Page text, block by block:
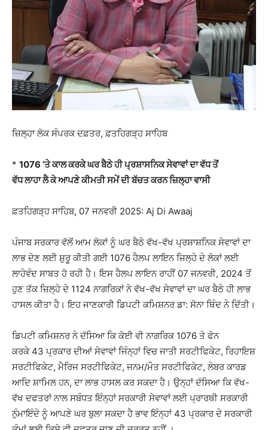
ਜ਼ਿਲ੍ਹਾ ਲੋਕ ਸੰਪਰਕ ਦਫ਼ਤਰ, ਫ਼ਤਹਿਗੜ੍ਹ ਸਾਹਿਬ
* 1076 ’ਤੇ ਕਾਲ ਕਰਕੇ ਘਰ ਬੈਠੇ ਹੀ ਪ੍ਰਸ਼ਾਸਨਿਕ ਸੇਵਾਵਾਂ ਦਾ ਵੱਧ ਤੋਂ
ਵੱਧਲਾਹਾਲੈ ਕੇ ਆਪਣੇ ਕੀਮਤੀ ਸਮੇਂ ਦੀ ਬੱਚਤ ਕਰਨ ਜ਼ਿਲ੍ਹਾ ਵਾਸੀ
ਫ਼ਤਹਿਗੜ੍ਹ ਸਾਹਿਬ, 07 ਜਨਵਰੀ 2025: Aj Di Awaaj
ਪੰਜਾਬ ਸਰਕਾਰ ਵੱਲੋਂ ਆਮ ਲੋਕਾਂ ਨੂੰ ਘਰ ਬੈਠੇ ਵੱਖ-ਵੱਖ ਪ੍ਰਸ਼ਾਸ਼ਨਿਕ ਸੇਵਾਵਾਂ ਦਾ
ਲਾਭ ਦੇਣ ਲਈ ਸ਼ੁਰੂ ਕੀਤੀ ਗਈ 1076 ਹੈਲਪ ਲਾਇਨ ਜ਼ਿਲ੍ਹੇ ਦੇ ਲੋਕਾਂ ਲਈ
ਲਾਹੇਵੰਦ ਸਾਬਤ ਹੋ ਰਹੀ ਹੈ। ਇਸ ਹੈਲਪ ਲਾਇਨ ਰਾਹੀਂ 07 ਜਨਵਰੀ, 2024 ਤੋਂ
ਹੁਣ ਤੱਕ ਜ਼ਿਲ੍ਹੇ ਦੇ 1124 ਨਾਗਰਿਕਾਂ ਨੇ ਵੱਖ-ਵੱਖ ਸੇਵਾਵਾਂ ਦਾ ਘਰ ਬੈਠੇ ਹੀ ਲਾਭ
ਹਾਸਲ ਕੀਤਾ ਹੈ। ਇਹ ਜਾਣਕਾਰੀ ਡਿਪਟੀ ਕਮਿਸ਼ਨਰ ਡਾ: ਸੋਨਾ ਥਿੰਦ ਨੇ ਦਿੱਤੀ।
ਡਿਪਟੀ ਕਮਿਸ਼ਨਰ ਨੇ ਦੱਸਿਆ ਕਿ ਕੋਈ ਵੀ ਨਾਗਰਿਕ 1076 ਤੇ ਫੋਨ
ਕਰਕੇ 43 ਪ੍ਰਕਾਰ ਦੀਆਂ ਸੇਵਾਵਾਂ ਜਿੰਨ੍ਹਾਂ ਵਿਚ ਜਾਤੀ ਸਰਟੀਫਿਕੇਟ, ਰਿਹਾਇਸ਼
ਸਰਟੀਫਿਕੇਟ, ਮੈਰਿਜ ਸਰਟੀਫਿਕੇਟ, ਜਨਮ/ਮੌਤ ਸਰਟੀਫਿਕੇਟ, ਲੇਬਰ ਕਾਰਡ
ਆਦਿ ਸ਼ਾਮਿਲ ਹਨ, ਦਾ ਲਾਭ ਹਾਸਲ ਕਰ ਸਕਦਾ ਹੈ। ਉਨ੍ਹਾਂ ਦੱਸਿਆ ਕਿ ਵੱਖ-
ਵੱਖ ਦਫਤਰਾਂ ਨਾਲ ਸਬੰਧਤ ਇੰਨ੍ਹਾਂ ਸਰਕਾਰੀ ਸੇਵਾਵਾਂ ਲਈ ਪ੍ਰਾਰਥੀ ਸਰਕਾਰੀ
ਨੁੰਮਾਇੰਦੇ ਨੂੰ ਆਪਣੇ ਘਰ ਬੁਲਾ ਸਕਦਾ ਹੈ ਭਾਵ ਇੰਨ੍ਹਾਂ 43 ਪ੍ਰਕਾਰ ਦੇ ਸਰਕਾਰੀ